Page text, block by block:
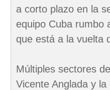
a corto plazo en la
equipo Cuba rumbo
que está a la vuelta
Múltiples sectores
Vicente Anglada y